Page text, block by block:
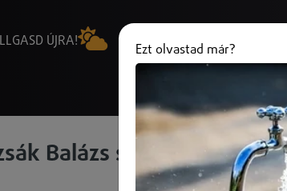
ÚJRA! +36 (20)
Balázs sorsa
Ezt olvastad már?